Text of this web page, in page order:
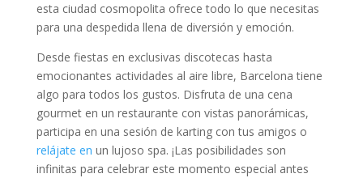
esta ⁣ciudad cosmopolita ofrece todo lo⁣ que necesitas
para una despedida llena de diversión⁤ y emoción.
Desde fiestas en exclusivas discotecas hasta
emocionantes actividades al aire libre, Barcelona tiene
algo para todos los gustos. ‌Disfruta de ⁣una cena
gourmet en un restaurante con vistas panorámicas,
participa en una sesión de karting con tus‍ amigos o
relájate en un lujoso​ spa. ¡Las posibilidades son
infinitas para celebrar este momento especial antes